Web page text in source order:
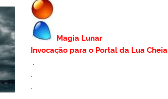
Magia Lunar
Invocação para o Portal da Lua Cheia
.
.
.